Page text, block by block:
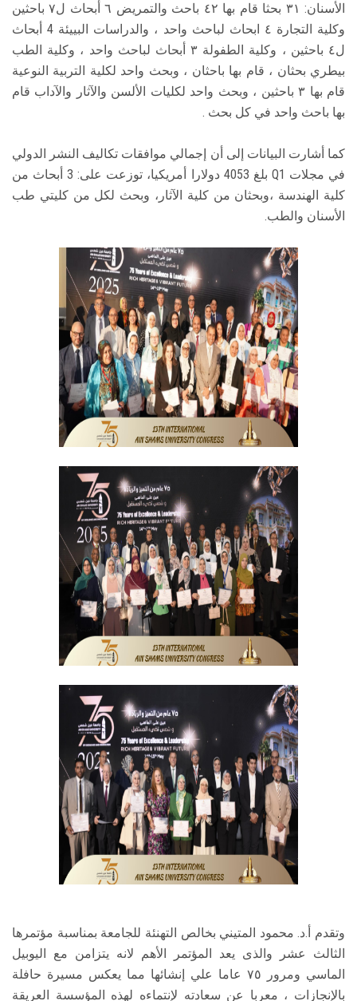
الأسنان: ۳۱ بحثا قام بها ٤٢ باحث والتمريض ٦ أبحاث ل٧ باحثين
وكلية التجارة ٤ ابحاث لباحث واحد ، والدراسات البييئة 4 أبحاث
ل٤ باحثين ، وكلية الطفولة ٣ أبحاث لباحث واحد ، وكلية الطب
بيطري بحثان ، قام بها باحثان ، وبحث واحد لكلية التربية النوعية
قام بها ٣ باحثين ، وبحث واحد لكليات الألسن والآثار والآداب قام
بها باحث واحد في كل بحث .
كما أشارت البيانات إلى أن إجمالي موافقات تكاليف النشر الدولي
في مجلات Q1 بلغ 4053 دولارا أمريكيا، توزعت على: 3 أبحاث من
كلية الهندسة ،وبحثان من كلية الآثار، وبحث لكل من كليتي طب
الأسنان والطب.
وتقدم أ.د. محمود المتيني بخالص التهنئة للجامعة بمناسبة مؤتمرها
الثالث عشر والذى يعد المؤتمر الأهم لانه يتزامن مع اليوبيل
الماسي ومرور ٧٥ عاما علي إنشائها مما يعكس مسيرة حافلة
بالإنجازات ، معربا عن سعادته لإنتماءه لهذه المؤسسة العريقة